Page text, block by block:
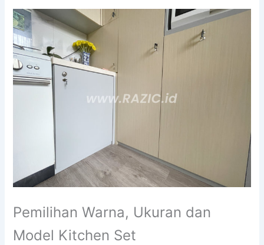
Pemilihan Warna, Ukuran dan
Model Kitchen Set